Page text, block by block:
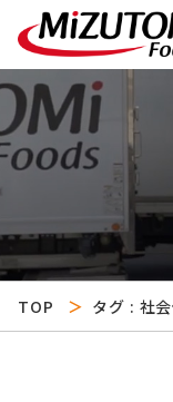
TOP タグ : 社